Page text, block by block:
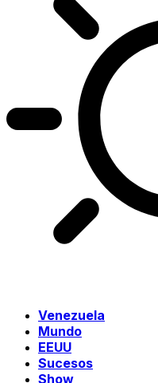
Venezuela
Mundo
EEUU
Sucesos
Show